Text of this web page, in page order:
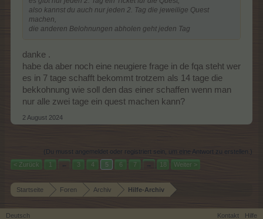
also kannst du auch nur jeden 2. Tag die jeweilige Quest
machen,
die anderen Belohnungen abholen geht jeden Tag
danke .
habe da aber noch eine neugiere frage in de fqa steht wer
es in 7 tage schafft bekommt trotzem als 14 tage die
bekkohnung wie soll den das einer schaffen wenn man
nur alle zwei tage ein quest machen kann?
2 August 2024
(Du musst angemeldet oder registriert sein, um eine Antwort zu erstellen.)
< Zurück
1 ← 3 4 5 6 7 → 18 Weiter >
Startseite Foren Archiv Hilfe-Archiv
Deutsch Kontakt Hilfe